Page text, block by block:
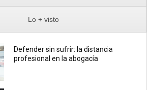
Lo + visto
Defender sin sufrir: la distancia
profesional en la abogacía